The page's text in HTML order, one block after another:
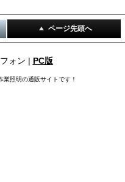
ページ先頭へ
ォン | PC版
照明の通販サイトです！